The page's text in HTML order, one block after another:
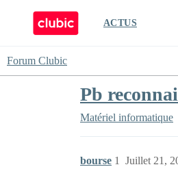
ACTUS
Forum Clubic
Pb
Matériel informatique
bourse Juillet 21,
1